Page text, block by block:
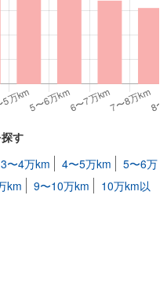
す
3〜4万km 4〜5万km
5〜6万
km 9〜10万km
10万km以